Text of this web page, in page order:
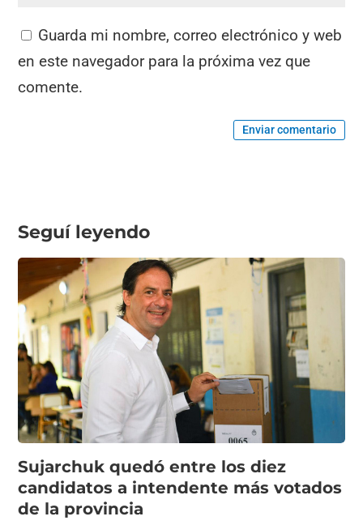
Guarda mi nombre, correo electrónico y web
en este navegador para la próxima vez que
comente.
Enviar comentario
Seguí leyendo
Sujarchuk quedó entre los diez
candidatos a intendente más votados
de la provincia